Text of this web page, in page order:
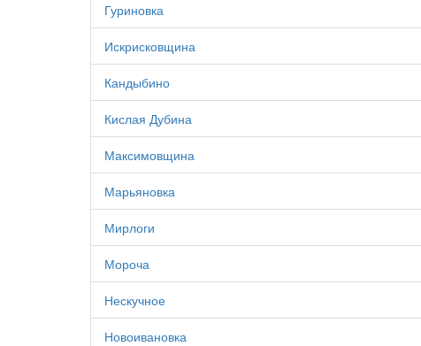
Гуриновка
Искрисковщина
Кандыбино
Кислая Дубина
Максимовщина
Марьяновка
Мирлоги
Мороча
Нескучное
Новоивановка